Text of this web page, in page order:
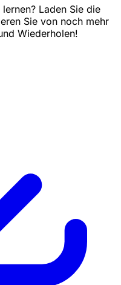
Laden Sie die
Sie von noch mehr
Wiederholen!